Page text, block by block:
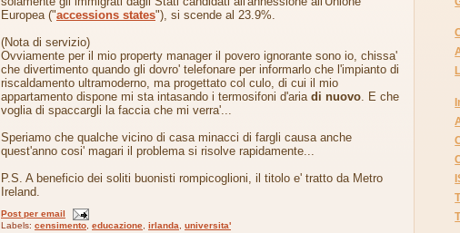
Europea ("accessions states"), si scende al 23.9%.
(Nota di servizio)
Ovviamente per il mio property manager il povero ignorante sono io, chissa'
che divertimento quando gli dovro' telefonare per informarlo che l'impianto di
riscaldamento ultramoderno, ma progettato col culo, di cui il mio
appartamento dispone mi sta intasando i termosifoni d'aria di nuovo. E che
voglia di spaccargli la faccia che mi verra'...
Speriamo che qualche vicino di casa minacci di fargli causa anche
quest'anno cosi' magari il problema si risolve rapidamente...
P.S. A beneficio dei soliti buonisti rompicoglioni, il titolo e' tratto da Metro
Ireland.
Post per email
Labels: censimento educazione irlanda universita'